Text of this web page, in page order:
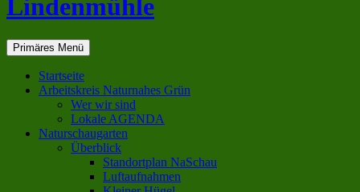
Lindenmühle
Suchen
Primäres Menü
Startseite
Arbeitskreis Naturnahes Grün
Wer wir sind
Lokale AGENDA
Naturschaugarten
Überblick
Standortplan NaSchau
Luftaufnahmen